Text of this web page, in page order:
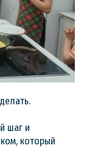
шаг и
который